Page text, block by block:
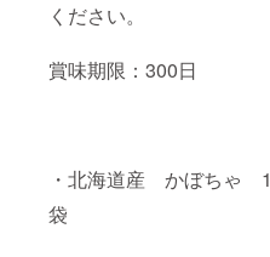
ください。
賞味期限：300日
・北海道産 かぼちゃ 1
袋